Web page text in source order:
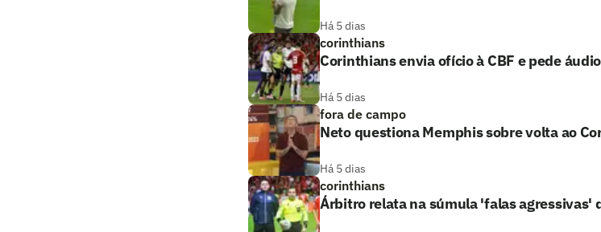
Há 5 dias
corinthians
Corinthians envia ofício à CBF e pede
Há 5 dias
fora de campo
Neto questiona Memphis sobre volta ao
Há 5 dias
corinthians
Árbitro relata na súmula 'falas agressivas'